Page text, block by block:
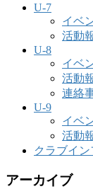
U-7
イベ
活動
U-8
イベ
活動
連絡
U-9
イベ
活動
クラブイ
アーカイブ